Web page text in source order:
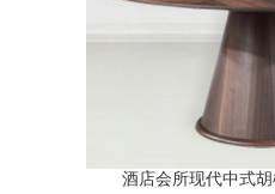
酒店会所现代中式